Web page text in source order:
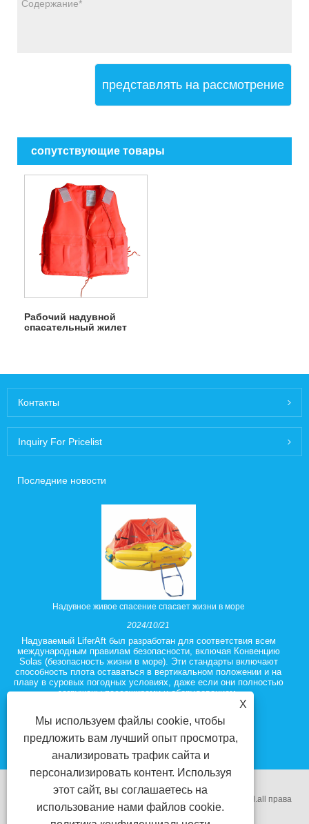
представлять на рассмотрение
сопутствующие товары
Рабочий надувной
спасательный жилет
Контакты
Inquiry For Pricelist
Последние новости
Надувное живое спасение спасает жизни в море
2024/10/21
Надуваемый LiferAft был разработан для соответствия всем
международным правилам безопасности, включая Конвенцию
Solas (безопасность жизни в море). Эти стандарты включают
способность плота оставаться в вертикальном положении и на
плаву в суровых погодных условиях, даже если они полностью
загружены пассажирами и оборудованием.
Copyright @ 2018 Ningbo Zhenhua Electrical Equipment Co.ltd.all права
X
Мы используем файлы cookie, чтобы
предложить вам лучший опыт просмотра,
анализировать трафик сайта и
персонализировать контент. Используя
этот сайт, вы соглашаетесь на
использование нами файлов cookie.